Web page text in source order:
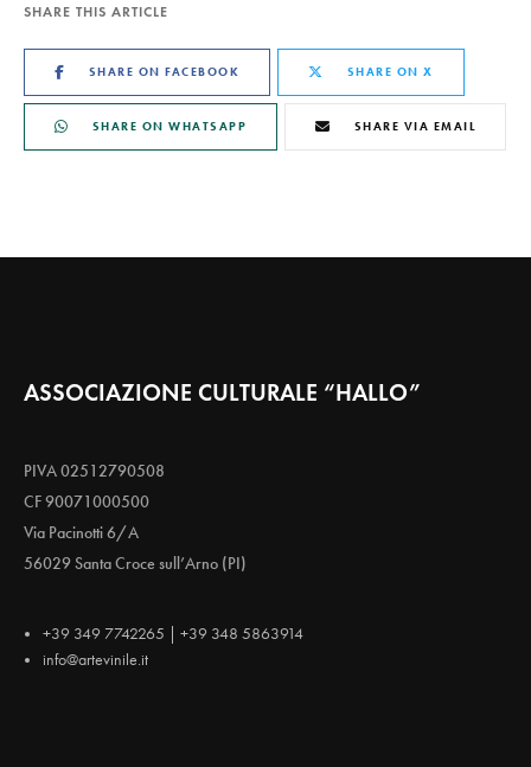
SHARE THIS ARTICLE
SHARE ON FACEBOOK SHARE ON X
SHARE ON WHATSAPP SHARE VIA EMAIL
ASSOCIAZIONE CULTURALE “HALLO”
PIVA 02512790508
CF 90071000500
Via Pacinotti 6/A
56029 Santa Croce sull’Arno (PI)
+39 349 7742265 | +39 348 5863914
info@artevinile.it